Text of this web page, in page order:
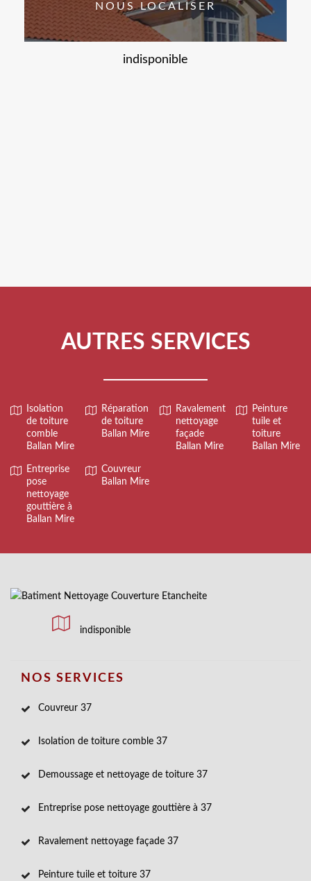
NOUS LOCALISER
indisponible
AUTRES SERVICES
Isolation
de toiture
comble
Ballan Mire
Réparation
de toiture
Ballan Mire
Ravalement
nettoyage
façade
Ballan Mire
Peinture
tuile et
toiture
Ballan Mire
Entreprise
pose
nettoyage
gouttière à
Ballan Mire
Couvreur
Ballan Mire
indisponible
NOS SERVICES
Couvreur 37
Isolation de toiture comble 37
Demoussage et nettoyage de toiture 37
Entreprise pose nettoyage gouttière à 37
Ravalement nettoyage façade 37
Peinture tuile et toiture 37